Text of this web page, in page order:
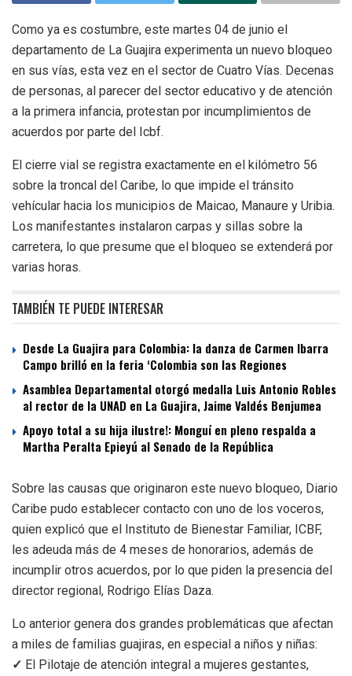
Como ya es costumbre, este martes 04 de junio el
departamento de La Guajira experimenta un nuevo bloqueo
en sus vías, esta vez en el sector de Cuatro Vías. Decenas
de personas, al parecer del sector educativo y de atención
a la primera infancia, protestan por incumplimientos de
acuerdos por parte del Icbf.
El cierre vial se registra exactamente en el kilómetro 56
sobre la troncal del Caribe, lo que impide el tránsito
vehícular hacia los municipios de Maicao, Manaure y Uribia.
Los manifestantes instalaron carpas y sillas sobre la
carretera, lo que presume que el bloqueo se extenderá por
varias horas.
TAMBIÉN TE PUEDE INTERESAR
Desde La Guajira para Colombia: la danza de Carmen Ibarra
Campo brilló en la feria ‘Colombia son las Regiones
Asamblea Departamental otorgó medalla Luis Antonio Robles
al rector de la UNAD en La Guajira, Jaime Valdés Benjumea
Apoyo total a su hija ilustre!: Monguí en pleno respalda a
Martha Peralta Epieyú al Senado de la República
Sobre las causas que originaron este nuevo bloqueo, Diario
Caribe pudo establecer contacto con uno de los voceros,
quien explicó que el Instituto de Bienestar Familiar, ICBF,
les adeuda más de 4 meses de honorarios, además de
incumplir otros acuerdos, por lo que piden la presencia del
director regional, Rodrigo Elías Daza.
Lo anterior genera dos grandes problemáticas que afectan
a miles de familias guajiras, en especial a niños y niñas:
✓ El Pilotaje de atención integral a mujeres gestantes,